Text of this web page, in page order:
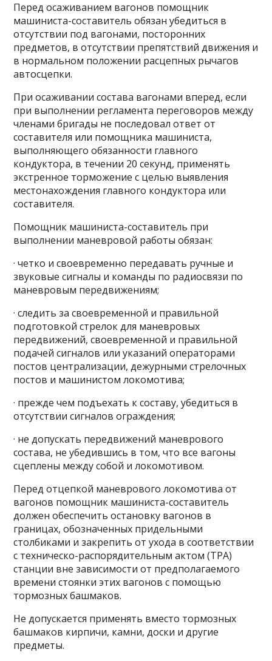
Перед осаживанием вагонов помощник
машиниста-составитель обязан убедиться в
отсутствии под вагонами, посторонних
предметов, в отсутствии препятствий движения и
в нормальном положении расцепных рычагов
автосцепки.
При осаживании состава вагонами вперед, если
при выполнении регламента переговоров между
членами бригады не последовал ответ от
составителя или помощника машиниста,
выполняющего обязанности главного
кондуктора, в течении 20 секунд, применять
экстренное торможение с целью выявления
местонахождения главного кондуктора или
составителя.
Помощник машиниста-составитель при
выполнении маневровой работы обязан:
· четко и своевременно передавать ручные и
звуковые сигналы и команды по радиосвязи по
маневровым передвижениям;
· следить за своевременной и правильной
подготовкой стрелок для маневровых
передвижений, своевременной и правильной
подачей сигналов или указаний операторами
постов централизации, дежурными стрелочных
постов и машинистом локомотива;
· прежде чем подъехать к составу, убедиться в
отсутствии сигналов ограждения;
· не допускать передвижений маневрового
состава, не убедившись в том, что все вагоны
сцеплены между собой и локомотивом.
Перед отцепкой маневрового локомотива от
вагонов помощник машиниста-составитель
должен обеспечить остановку вагонов в
границах, обозначенных придельными
столбиками и закрепить от ухода в соответствии
с техническо-распорядительным актом (ТРА)
станции вне зависимости от предполагаемого
времени стоянки этих вагонов с помощью
тормозных башмаков.
Не допускается применять вместо тормозных
башмаков кирпичи, камни, доски и другие
предметы.